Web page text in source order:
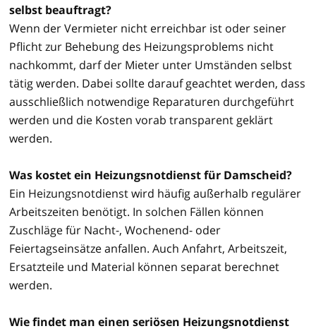
selbst beauftragt?
Wenn der Vermieter nicht erreichbar ist oder seiner
Pflicht zur Behebung des Heizungsproblems nicht
nachkommt, darf der Mieter unter Umständen selbst
tätig werden. Dabei sollte darauf geachtet werden, dass
ausschließlich notwendige Reparaturen durchgeführt
werden und die Kosten vorab transparent geklärt
werden.
Was kostet ein Heizungsnotdienst für Damscheid?
Ein Heizungsnotdienst wird häufig außerhalb regulärer
Arbeitszeiten benötigt. In solchen Fällen können
Zuschläge für Nacht-, Wochenend- oder
Feiertagseinsätze anfallen. Auch Anfahrt, Arbeitszeit,
Ersatzteile und Material können separat berechnet
werden.
Wie findet man einen seriösen Heizungsnotdienst